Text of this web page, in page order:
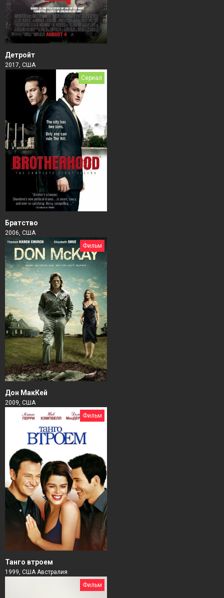
Детройт
2017, США
Сериал
Братство
2006, США
Фильм
Дон МакКей
2009, США
Фильм
Танго втроем
1999, США Австралия
Фильм